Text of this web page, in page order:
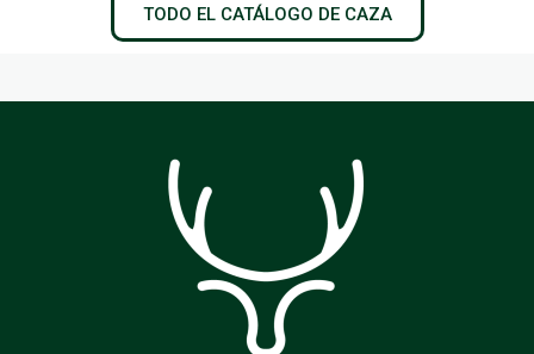
TODO EL CATÁLOGO DE CAZA